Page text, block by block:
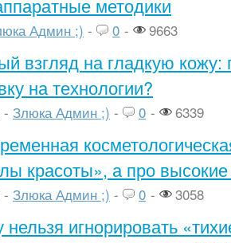
методики
Админ ;) - 0 - 9663
взгляд на гладкую кожу:
на технологии?
- Злюка Админ ;) - 0 - 6339
красоты», а про высокие
- Злюка Админ ;) - 0 - 3058
игнорировать